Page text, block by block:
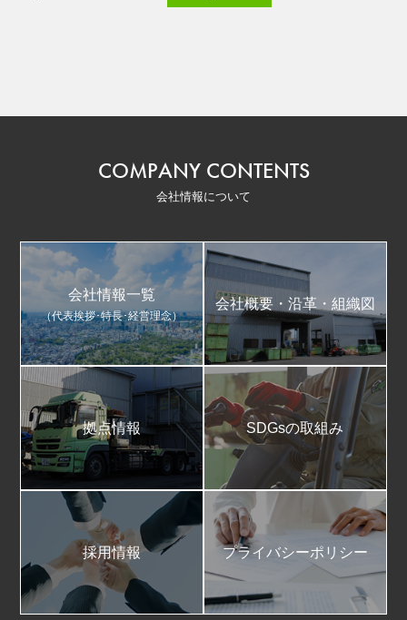
COMPANY CONTENTS
会社情報について
会社情報一覧
（代表挨拶･特長･経営理念）
会社概要・沿革・組織図
拠点情報 SDGsの取組み
採用情報 プライバシーポリシー